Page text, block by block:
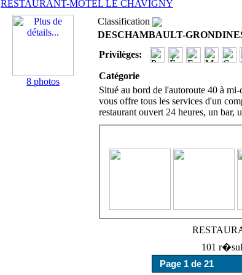
RESTAURANT-MOTEL LE CHAVIGNY
8 photos
Classification
DESCHAMBAULT-
Privilèges:
Catégorie
Situé au bord de l'autoroute 40 à
vous offre tous les services d'un
restaurant ouvert 24 heures, un bar,
101